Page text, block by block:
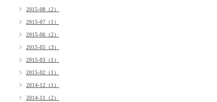
2015-08（2）
2015-07（1）
2015-06（2）
2015-05（3）
2015-03（1）
2015-02（1）
2014-12（1）
2014-11（2）